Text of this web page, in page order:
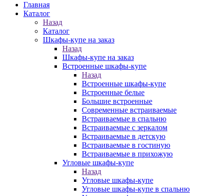
Главная
Каталог
Назад
Каталог
Шкафы-купе на заказ
Назад
Шкафы-купе на заказ
Встроенные шкафы-купе
Назад
Встроенные шкафы-купе
Встроенные белые
Большие встроенные
Современные встраиваемые
Встраиваемые в спальню
Встраиваемые с зеркалом
Встраиваемые в детскую
Встраиваемые в гостиную
Встраиваемые в прихожую
Угловые шкафы-купе
Назад
Угловые шкафы-купе
Угловые шкафы-купе в спальню